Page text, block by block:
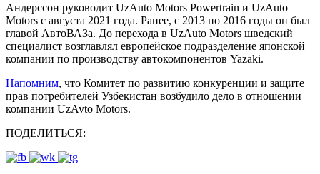
Андерссон руководит UzAuto Motors Powertrain и UzAuto
Motors с августа 2021 года. Ранее, с 2013 по 2016 годы он был
главой АвтоВАЗа. До перехода в UzAuto Motors шведский
специалист возглавлял европейское подразделение японской
компании по производству автокомпонентов Yazaki.
Напомним, что Комитет по развитию конкуренции и защите
прав потребителей Узбекистан возбудило дело в отношении
компании UzAvto Motors.
ПОДЕЛИТЬСЯ: